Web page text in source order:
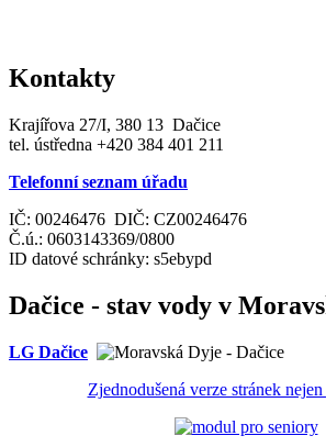
Kontakty
Krajířova 27/I, 380 13 Dačice
tel. ústředna +420 384 401 211
Telefonní seznam úřadu
IČ: 00246476 DIČ: CZ00246476
Č.ú.: 0603143369/0800
ID datové schránky: s5ebypd
Dačice - stav vody v
LG Dačice
Zjednodušená verze stránek